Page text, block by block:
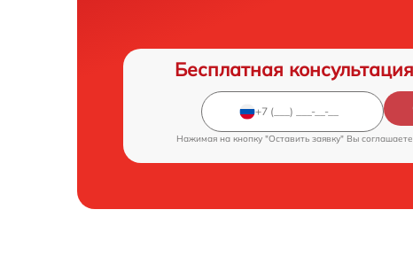
Бесплатная
Нажимая на кнопку "Оставить заявку" Вы